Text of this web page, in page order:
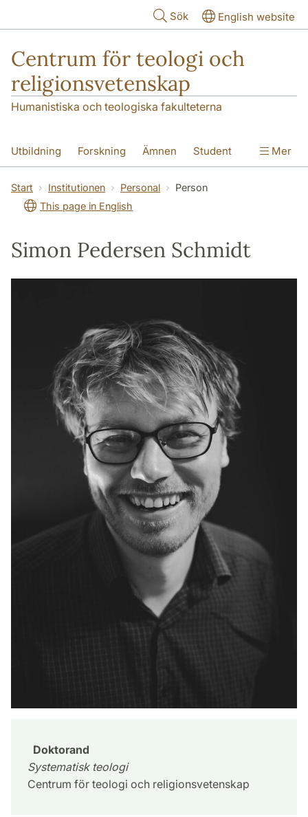
Sök English website
Centrum för teologi och
religionsvetenskap
Humanistiska och teologiska fakulteterna
Utbildning Forskning Ämnen Student
Institutionen
Mer
Start Institutionen Personal
Person
This page in English
Simon Pedersen Schmidt
Doktorand
Systematisk teologi
Centrum för teologi och religionsvetenskap